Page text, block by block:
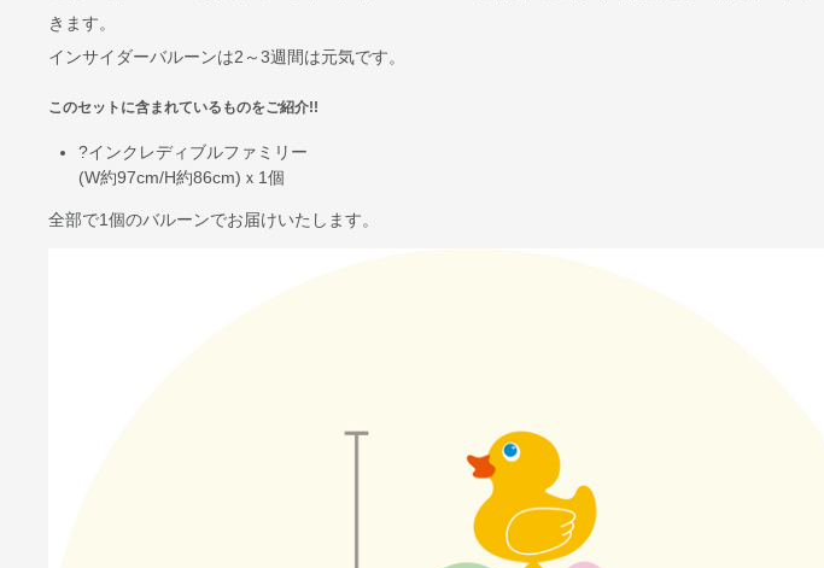
きます。
インサイダーバルーンは2～3週間は元気です。
このセットに含まれているものをご紹介!!
?インクレディブルファミリー
(W約97cm/H約86cm)ｘ1個
全部で1個のバルーンでお届けいたします。